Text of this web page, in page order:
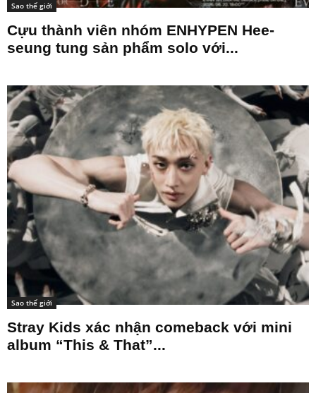
Sao thế giới
Cựu thành viên nhóm ENHYPEN Hee-
seung tung sản phẩm solo với...
Sao thế giới
Stray Kids xác nhận comeback với mini
album “This & That”...